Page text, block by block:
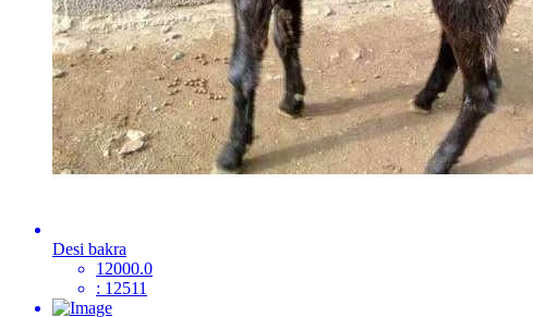
Desi bakra
12000.0
: 12511